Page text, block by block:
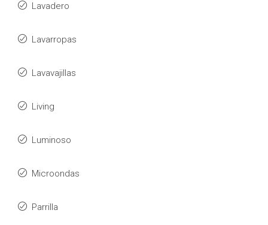
Lavadero
Lavarropas
Lavavajillas
Living
Luminoso
Microondas
Parrilla